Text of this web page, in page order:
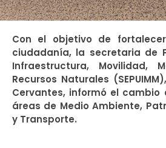
Con el objetivo de
ciudadanía, la secretaria de
Infraestructura, Movilidad,
Recursos Naturales
Cervantes, informó el cambio
áreas de Medio Ambiente,
y Transporte.